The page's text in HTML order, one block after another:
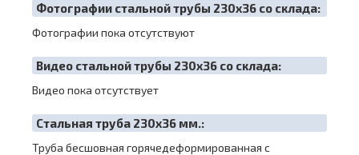
Фотографии стальной трубы 230х36 со склада:
Фотографии пока отсутствуют
Видео стальной трубы 230х36 со склада:
Видео пока отсутствует
Cтальная труба 230х36 мм.:
Труба бесшовная горячедеформированная с